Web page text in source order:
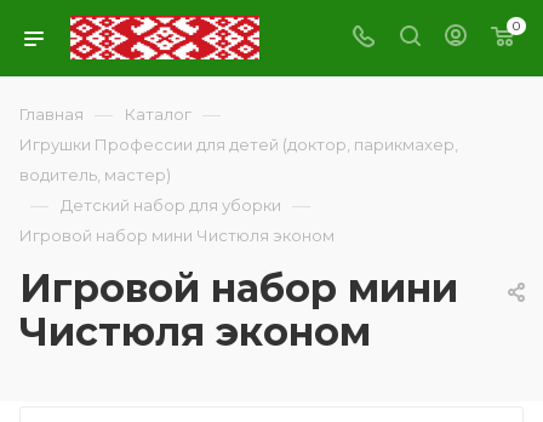
0
Главная — Каталог —
Игрушки Профессии для детей (доктор, парикмахер,
водитель, мастер)
— Детский набор для уборки —
Игровой набор мини Чистюля эконом
Игровой набор мини
Чистюля эконом